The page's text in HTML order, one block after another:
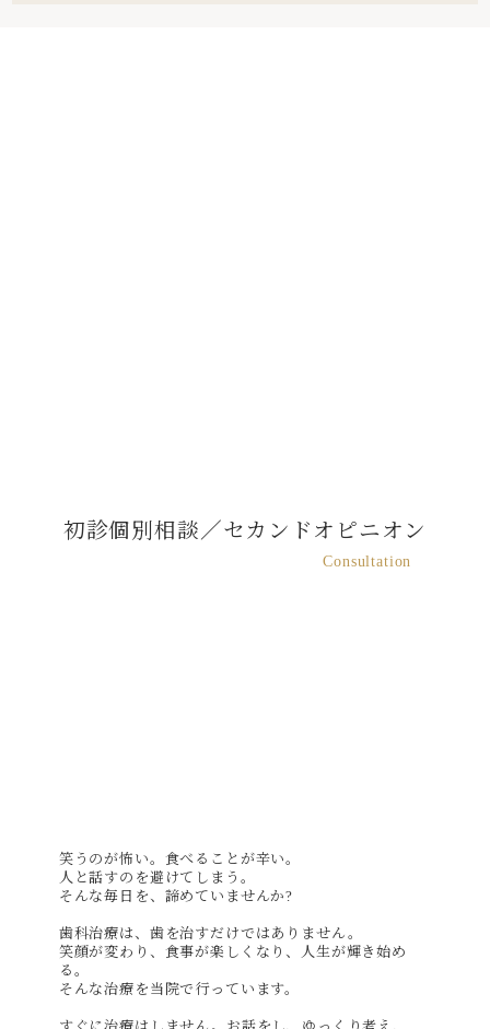
初診個別相談／セカンドオピニオン
Consultation
笑うのが怖い。食べることが辛い。
人と話すのを避けてしまう。
そんな毎日を、諦めていませんか?
歯科治療は、歯を治すだけではありません。
笑顔が変わり、食事が楽しくなり、人生が輝き始め
る。
そんな治療を当院で行っています。